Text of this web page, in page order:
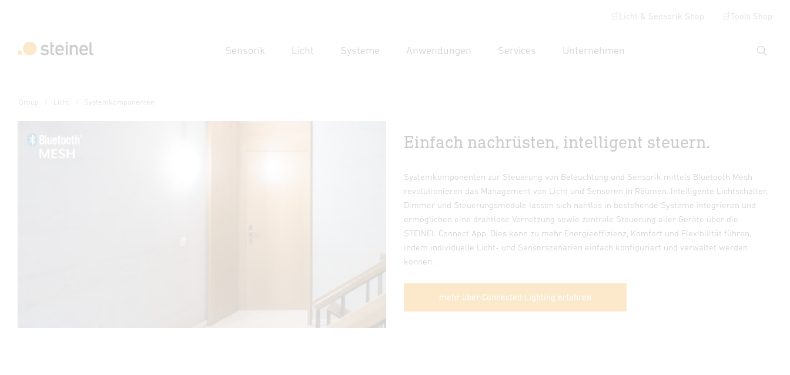
🛒Licht & Sensorik Shop 🛒Tools Shop
Sensorik Licht Systeme Anwendungen Services Unternehmen
Suche
Group Licht Systemkomponenten
Einfach nachrüsten, intelligent steuern.
Systemkomponenten zur Steuerung von Beleuchtung und Sensorik mittels Bluetooth Mesh
revolutionieren das Management von Licht und Sensoren in Räumen. Intelligente Lichtschalter,
Dimmer und Steuerungsmodule lassen sich nahtlos in bestehende Systeme integrieren und
ermöglichen eine drahtlose Vernetzung sowie zentrale Steuerung aller Geräte über die
STEINEL Connect App. Dies kann zu mehr Energieeffizienz, Komfort und Flexibilität führen,
indem individuelle Licht- und Sensorszenarien einfach konfiguriert und verwaltet werden
können.
mehr über Connected Lighting erfahren